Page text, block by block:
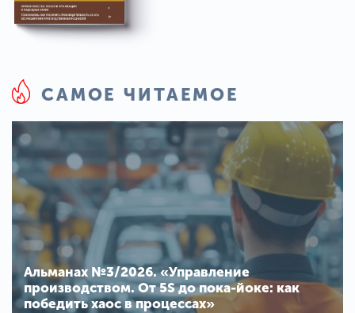
САМОЕ ЧИТАЕМОЕ
Альманах №3/2026. «Управление
производством. От 5S до пока-йоке: как
победить хаос в процессах»